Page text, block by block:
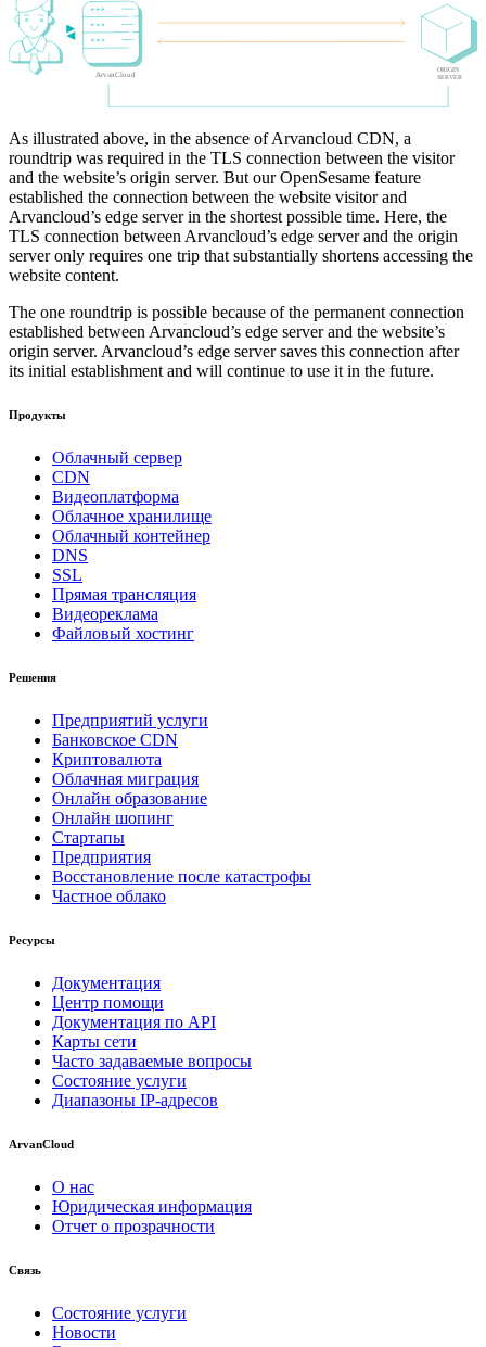
ORIGIN
SERVER
ArvanCloud
As illustrated above, in the absence of Arvancloud CDN, a
roundtrip was required in the TLS connection between the visitor
and the website’s origin server. But our OpenSesame feature
established the connection between the website visitor and
Arvancloud’s edge server in the shortest possible time. Here, the
TLS connection between Arvancloud’s edge server and the origin
server only requires one trip that substantially shortens accessing the
website content.
The one roundtrip is possible because of the permanent connection
established between Arvancloud’s edge server and the website’s
origin server. Arvancloud’s edge server saves this connection after
its initial establishment and will continue to use it in the future.
Продукты
Облачный сервер
CDN
Видеоплатформа
Облачное хранилище
Облачный контейнер
DNS
SSL
Прямая трансляция
Видеореклама
Файловый хостинг
Решения
Предприятий услуги
Банковское CDN
Криптовалюта
Облачная миграция
Онлайн образование
Онлайн шопинг
Стартапы
Предприятия
Восстановление после катастрофы
Частное облако
Ресурсы
Документация
Центр помощи
Документация по API
Карты сети
Часто задаваемые вопросы
Состояние услуги
Диапазоны IP-адресов
ArvanCloud
О нас
Юридическая информация
Отчет о прозрачности
Связь
Состояние услуги
Новости